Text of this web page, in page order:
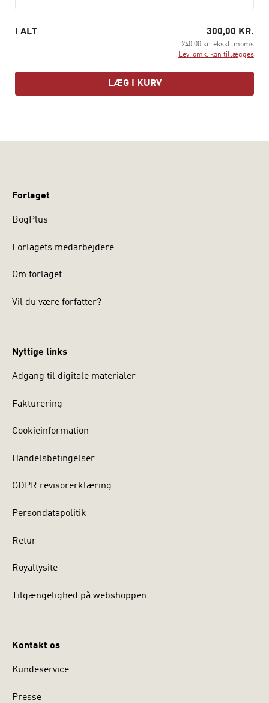
arbejde
Motiverede henvisninger til supplerende litteratur
Bogen henvender sig til studerende på
socialrådgiveruddannelsens bachelorforløb.
I ALT 300,00 KR.
240,00 kr. ekskl. moms
Lev. omk. kan tillægges
LÆG I KURV
Forlaget
BogPlus
Forlagets medarbejdere
Om forlaget
Vil du være forfatter?
Nyttige links
Adgang til digitale materialer
Fakturering
Cookieinformation
Handelsbetingelser
GDPR revisorerklæring
Persondatapolitik
Retur
Royaltysite
Tilgængelighed på webshoppen
Kontakt os
Kundeservice
Presse